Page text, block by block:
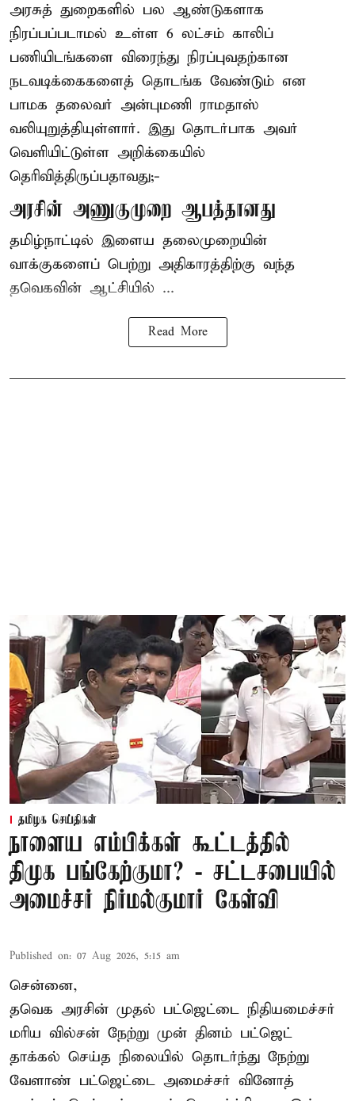
அரசுத் துறைகளில் பல ஆண்டுகளாக
நிரப்பப்படாமல் உள்ள 6 லட்சம் காலிப்
பணியிடங்களை விரைந்து நிரப்புவதற்கான
நடவடிக்கைகளைத் தொடங்க வேண்டும் என
பாமக தலைவர் அன்புமணி ராமதாஸ்
வலியுறுத்தியுள்ளார். இது தொடர்பாக அவர்
வெளியிட்டுள்ள அறிக்கையில்
தெரிவித்திருப்பதாவது;-
அரசின் அணுகுமுறை ஆபத்தானது
தமிழ்நாட்டில் இளைய தலைமுறையின்
வாக்குகளைப் பெற்று அதிகாரத்திற்கு வந்த
தவெகவின் ஆட்சியில் ...
Read More
தமிழக செய்திகள்
நாளைய எம்பிக்கள் கூட்டத்தில்
திமுக பங்கேற்குமா? - சட்டசபையில்
அமைச்சர் நிர்மல்குமார் கேள்வி
Published on: 07 Aug 2026, 5:15 am
சென்னை,
தவெக அரசின் முதல் பட்ஜெட்டை நிதியமைச்சர்
மரிய வில்சன் நேற்று முன் தினம் பட்ஜெட்
தாக்கல் செய்த நிலையில் தொடர்ந்து நேற்று
வேளாண் பட்ஜெட்டை அமைச்சர் வினோத்